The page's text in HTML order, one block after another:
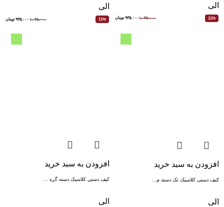
الی
11% ۱,۰۴۵,۰۰۰ ۹۳۵,۰۰۰ تومان
الی
11% ۱,۰۴۵,۰۰۰ ۹۳۵,۰۰۰ تومان
افزودن به سبد خرید
کیف دستی کلاسیک تک دسته م…
الی
افزودن به سبد خرید
کیف دستی کلاسیک دسته گره …
الی